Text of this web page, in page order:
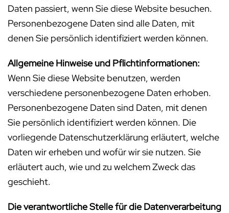
Daten passiert, wenn Sie diese Website besuchen.
Personenbezogene Daten sind alle Daten, mit
denen Sie persönlich identifiziert werden können.
Allgemeine Hinweise und Pflichtinformationen:
Wenn Sie diese Website benutzen, werden
verschiedene personenbezogene Daten erhoben.
Personenbezogene Daten sind Daten, mit denen
Sie persönlich identifiziert werden können. Die
vorliegende Datenschutzerklärung erläutert, welche
Daten wir erheben und wofür wir sie nutzen. Sie
erläutert auch, wie und zu welchem Zweck das
geschieht.
Die verantwortliche Stelle für die Datenverarbeitung